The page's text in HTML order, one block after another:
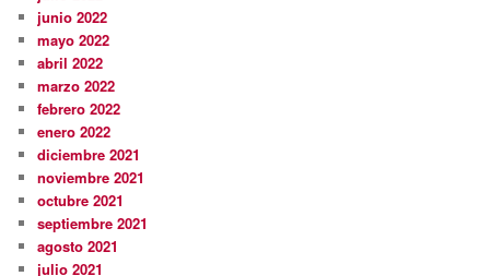
junio 2022
mayo 2022
abril 2022
marzo 2022
febrero 2022
enero 2022
diciembre 2021
noviembre 2021
octubre 2021
septiembre 2021
agosto 2021
julio 2021